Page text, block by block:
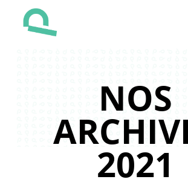
NOS
2021